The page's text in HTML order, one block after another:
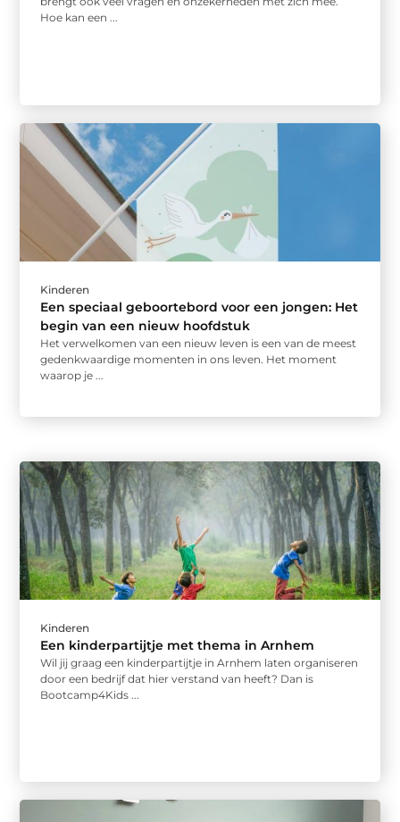
Hoe kan een ...
Kinderen
Een speciaal geboortebord voor een jongen: Het
begin van een nieuw hoofdstuk
Het verwelkomen van een nieuw leven is een van de meest
gedenkwaardige momenten in ons leven. Het moment
waarop je ...
Kinderen
Een kinderpartijtje met thema in Arnhem
Wil jij graag een kinderpartijtje in Arnhem laten organiseren
door een bedrijf dat hier verstand van heeft? Dan is
Bootcamp4Kids ...